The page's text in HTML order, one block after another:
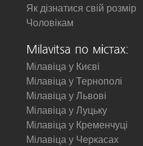
Як дізнатися свій розмір
Чоловікам
Milavitsa по містах:
Мілавіца у Києві
Мілавіца у Тернополі
Мілавіца у Львові
Мілавіца у Луцьку
Мілавіца у Кременчуці
Мілавіца у Черкасах